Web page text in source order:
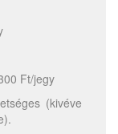
Ft/jegy
(kivéve